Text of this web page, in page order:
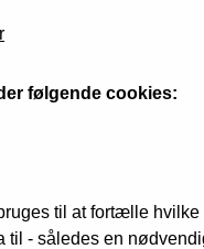
følgende cookies:
til at fortælle hvilke
til - således en